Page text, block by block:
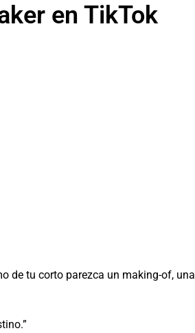
en TikTok
de tu corto parezca un making-of, una